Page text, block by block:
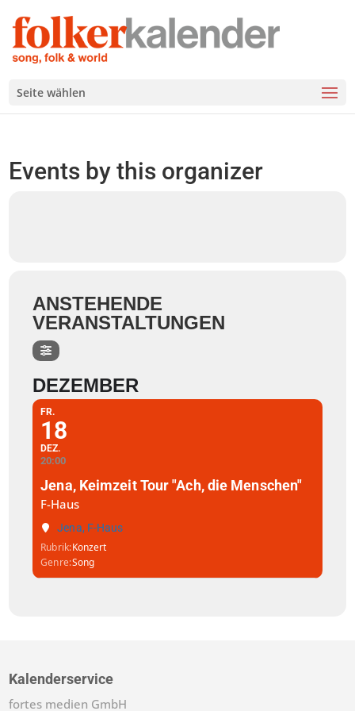
Seite wählen
Events by this organizer
ANSTEHENDE
VERANSTALTUNGEN
DEZEMBER
FR.
18
DEZ.
20:00
Jena, Keimzeit Tour "Ach, die Menschen"
F-Haus
Jena, F-Haus
Rubrik Konzert
Genre Song
Kalenderservice
fortes medien GmbH